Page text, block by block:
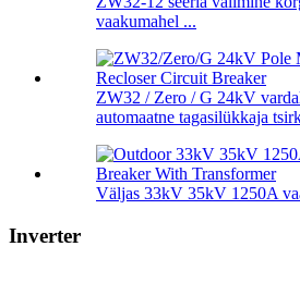
vaakumahel ...
ZW32 / Zero / G 24kV
automaatne tagasilükkaja
Väljas 33kV 35kV 1250A
Inverter